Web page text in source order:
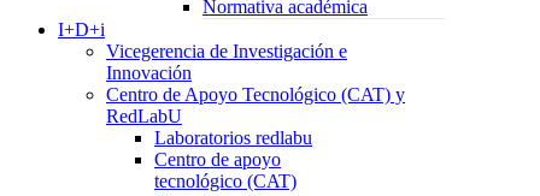
Normativa académica
I+D+i
Vicegerencia de Investigación e
Innovación
Centro de Apoyo Tecnológico (CAT) y
RedLabU
Laboratorios redlabu
Centro de apoyo
tecnológico (CAT)